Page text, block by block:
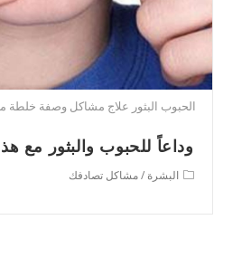
الحبوب البثور علاج مشاكل وصفة خلطة
وداعاً للحبوب والبثور مع
Postالبشرة / مشاكل تصادفك